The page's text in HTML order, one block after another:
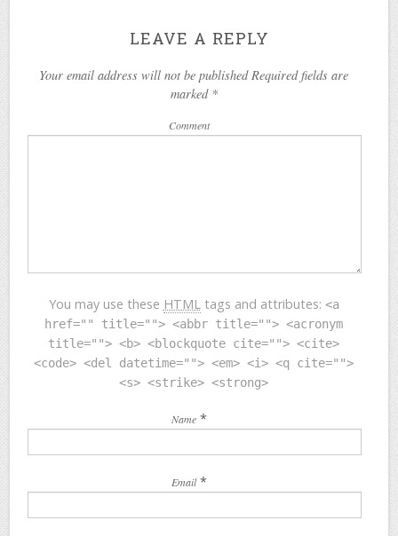
LEAVE A REPLY
Your email address will not be published Required fields are
marked *
Comment
You may use these HTML tags and attributes: <a
href="" title=""> <abbr title=""> <acronym
title=""> <b> <blockquote cite=""> <cite>
<code> <del datetime=""> <em> <i> <q cite="">
<s> <strike> <strong>
Name *
Email *